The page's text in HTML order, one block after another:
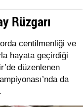
Rüzgarı
centilmenliği ve
hayata geçirdiği
düzenlenen
da